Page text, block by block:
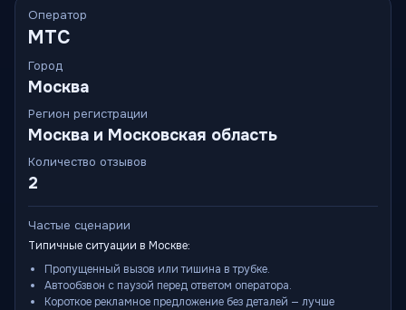
Оператор
МТС
Город
Москва
Регион регистрации
Москва и Московская область
Количество отзывов
2
Частые сценарии
Типичные ситуации в Москве:
Пропущенный вызов или тишина в трубке.
Автообзвон с паузой перед ответом оператора.
Короткое рекламное предложение без деталей — лучше